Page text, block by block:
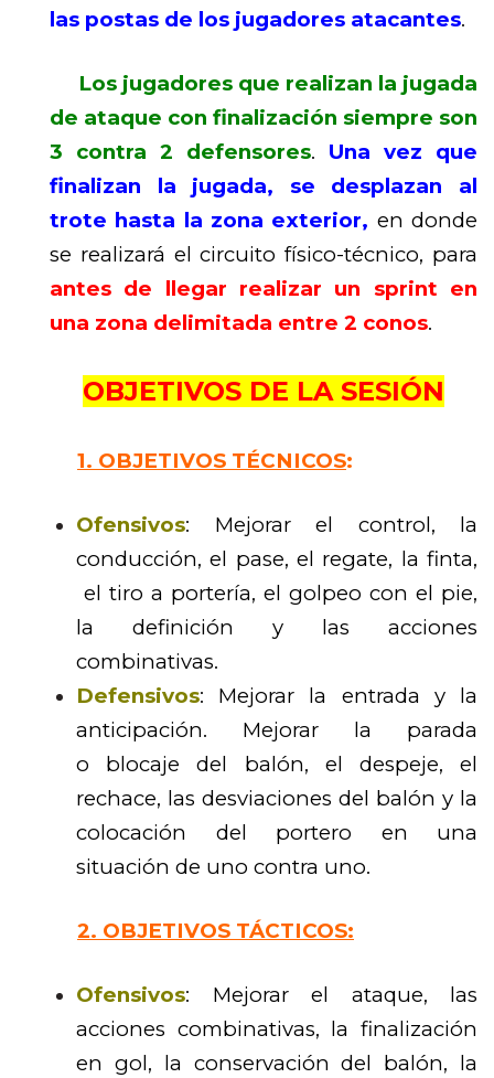
las postas de los jugadores atacantes.
Los jugadores que realizan la jugada
de ataque con finalización siempre son
3 contra 2 defensores. Una vez que
finalizan la jugada, se desplazan al
trote hasta la zona exterior, en donde
se realizará el circuito físico-técnico, para
antes de llegar realizar un sprint en
una zona delimitada entre 2 conos.
OBJETIVOS DE LA SESIÓN
1. OBJETIVOS TÉCNICOS:
Ofensivos: Mejorar el control, la
conducción, el pase, el regate, la finta,
el tiro a portería, el golpeo con el pie,
la definición y las acciones
combinativas.
Defensivos: Mejorar la entrada y la
anticipación. Mejorar la parada
o blocaje del balón, el despeje, el
rechace, las desviaciones del balón y la
colocación del portero en una
situación de uno contra uno.
2. OBJETIVOS TÁCTICOS:
Ofensivos: Mejorar el ataque, las
acciones combinativas, la finalización
en gol, la conservación del balón, la